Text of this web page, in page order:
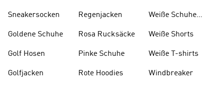
Sneakersocken
Goldene Schuhe
Golf Hosen
Golfjacken
Regenjacken
Rosa Rucksäcke
Pinke Schuhe
Rote Hoodies
Weiße Schuhe
Weiße Shorts
Weiße T-shirts
Windbreaker